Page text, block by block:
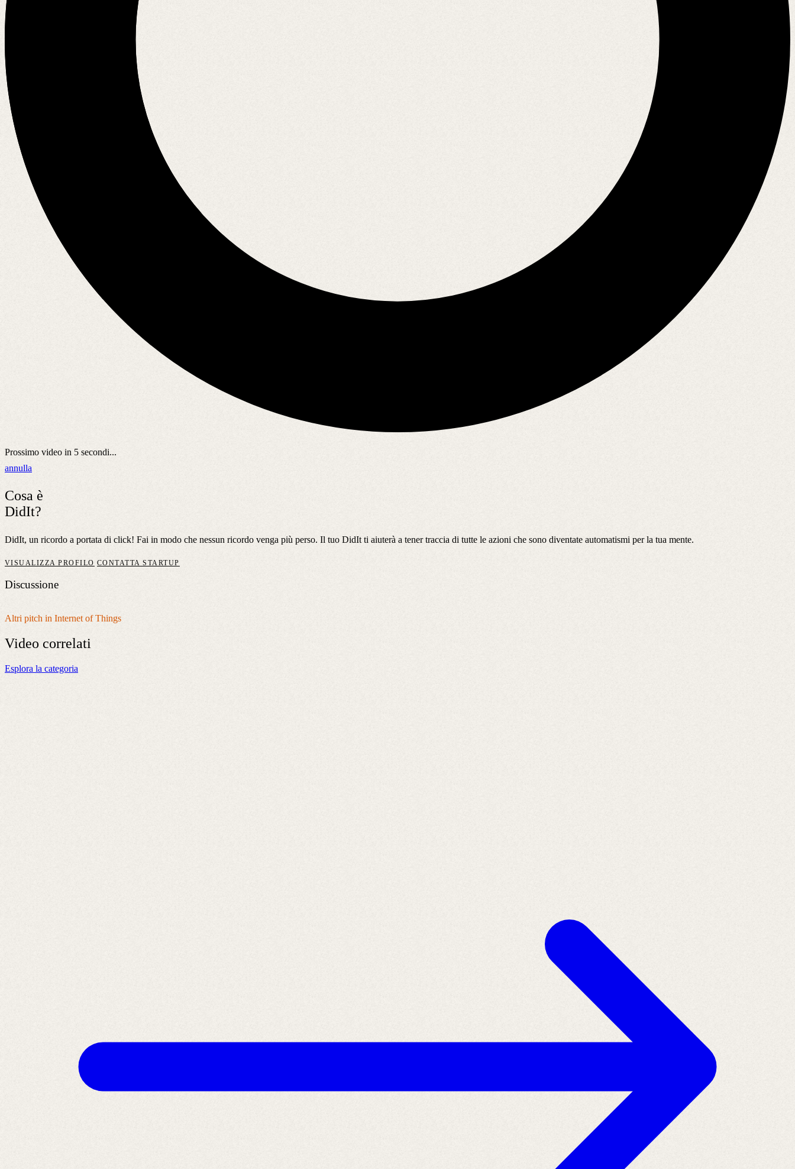
Prossimo video in 5 secondi...
annulla
Cosa è
DidIt?
DidIt, un ricordo a portata di click! Fai in modo che nessun ricordo venga più perso. Il tuo DidIt ti aiuterà a tener traccia di tutte le azioni che sono diventate automatismi per la tua mente.
VISUALIZZA PROFILO CONTATTA STARTUP
Discussione
Altri pitch in Internet of Things
Video correlati
Esplora la categoria